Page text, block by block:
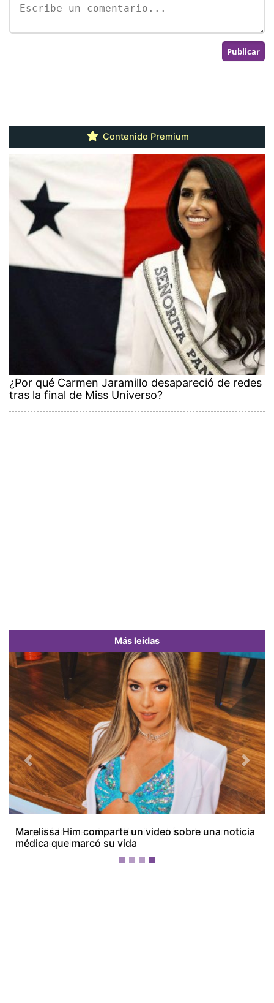
Contenido Premium
¿Por qué Carmen Jaramillo desapareció de redes
tras la final de Miss Universo?
Más leídas
¡Ya pidió los permisos! Yemil podría volver pronto a
los escenarios
Previous Next